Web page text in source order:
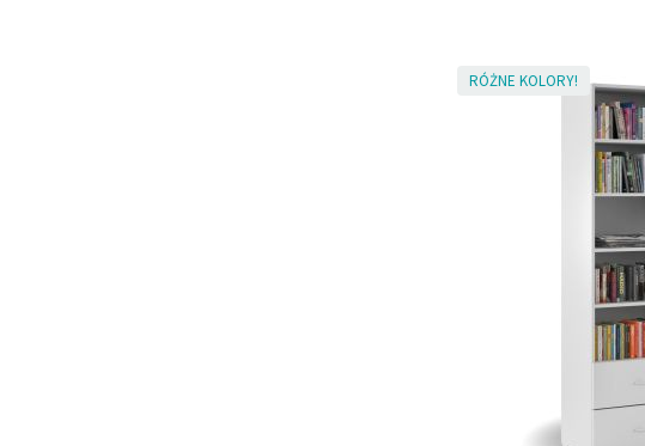
RÓŻNE KOLORY!